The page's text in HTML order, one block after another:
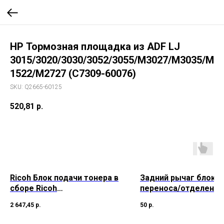
HP Тормозная площадка из ADF LJ
3015/3020/3030/3052/3055/M3027/M3035/M
1522/M2727 (C7309-60076)
SKU: Q2665-60125
520,81 р.
Ricoh Блок подачи тонера в
сборе Ricoh
2 647,45 р.
Задний рычаг блока
переноса/
C2050/C2550/C2501/
50 р.